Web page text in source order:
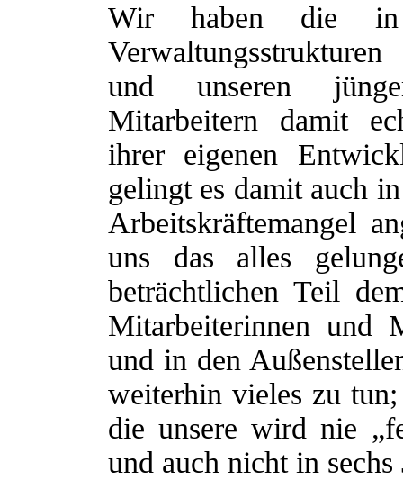
Wir haben die in
und unseren
Mitarbeitern damit
ihrer eigenen
gelingt es damit auch
Arbeitskräftemangel
uns das alles
beträchtlichen Teil
Mitarbeiterinnen und
und in den
weiterhin vieles zu
die unsere wird nie
und auch nicht in sechs